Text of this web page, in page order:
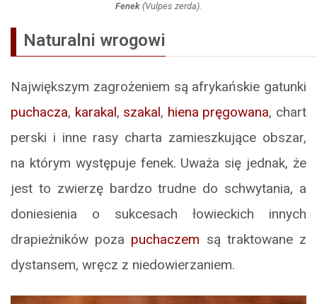
Fenek (Vulpes zerda).
Naturalni wrogowi
Największym zagrożeniem są afrykańskie gatunki
puchacza, karakal, szakal, hiena pręgowana, chart
perski i inne rasy charta zamieszkujące obszar,
na którym występuje fenek. Uważa się jednak, że
jest to zwierzę bardzo trudne do schwytania, a
doniesienia o sukcesach łowieckich innych
drapieżników poza puchaczem są traktowane z
dystansem, wręcz z niedowierzaniem.